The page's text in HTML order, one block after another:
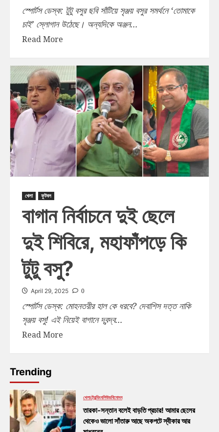
স্পোর্টস ডেস্ক: টুটু বসুর ছবি সাঁটিয়ে সৃঞ্জয় বসুর সমর্থনে ‘তোমাকে
চাই’ স্লোগান উঠেছে। অন্যদিকে অঞ্জন...
Read More
খেলা ফুটবল
বাগান নির্বাচনে দুই ছেলে
দুই শিবিরে, মহাফাঁপড়ে কি
টুটু বসু?
April 29, 2025 0
স্পোর্টস ডেস্ক: মোহনতরীর হাল কে ধরবে? দেবাশিস দত্ত নাকি
সৃঞ্জয় বসু! এই নিয়েই বাগানে দ্বন্দ্ব...
Read More
Trending
খেলাট্রেন্ডিংবলিউডবিনোদন
তারকা-সন্তান বলেই বাড়তি প্রচার! আমার ছেলের
থেকেও ভালো সাঁতারু আছে অকপটে স্বীকার আর